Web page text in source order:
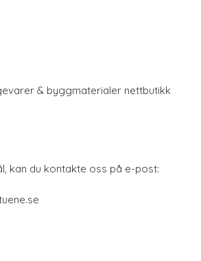
& byggmaterialer nettbutikk
kan du kontakte oss på e-post: